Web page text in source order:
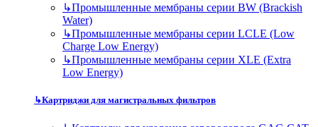
↳Промышленные мембраны серии BW (Brackish
Water)
↳Промышленные мембраны серии LCLE (Low
Charge Low Energy)
↳Промышленные мембраны серии XLE (Extra
Low Energy)
↳Картриджи для магистральных фильтров